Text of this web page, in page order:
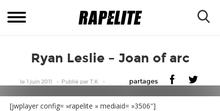
Ryan Leslie – Joan of arc
le 1 juin 2011 Publiépar T.K partages
[jwplayer config= »rapelite » mediaid= »3506″]